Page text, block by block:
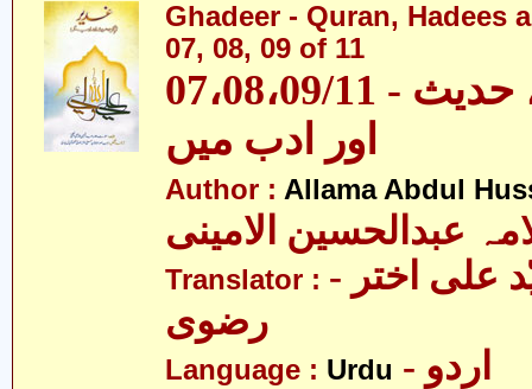
Ghadeer - Quran, Hadees
07, 08, 09 of 11
07،08،09/11 - غدیر - قرآن، حدیث
اور ادب میں
Author : Allama Abdul
عبدالحسین الامینی
Translator : - مولانا سیّد علی اختر
رضوی
Language : Urdu - اردو